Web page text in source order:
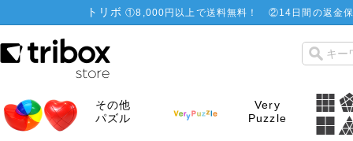
トリボ ①8,000円以上で送料無料！ ②14日間の返金
その他
パズル
Very
Puzzle